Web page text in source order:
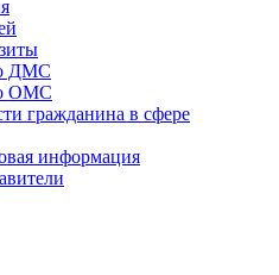
ДМС
ОМС
гражданина в сфере
информация